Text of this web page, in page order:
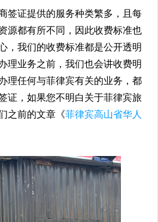
签证提供的服务种类繁多，且每
源都有所不同，因此收费标准也
，我们的收费标准都是公开透明
理业务之前，我们也会讲收费明
理任何与菲律宾有关的业务，都
证，如果您不明白关于菲律宾旅
之前的文章《菲律宾高山省华人